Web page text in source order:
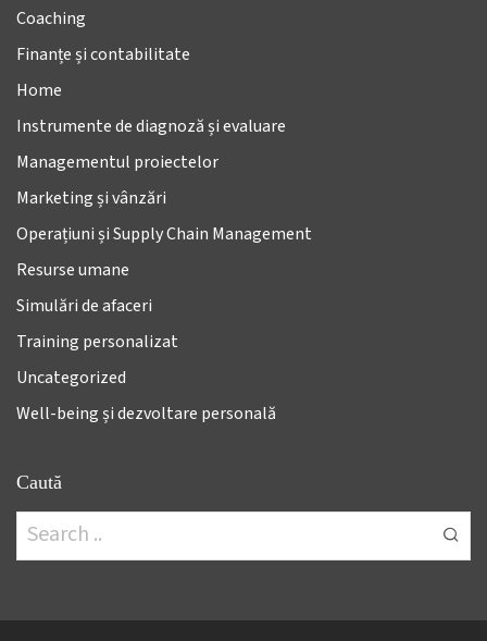
Coaching
Finanțe și contabilitate
Home
Instrumente de diagnoză și evaluare
Managementul proiectelor
Marketing și vânzări
Operațiuni și Supply Chain Management
Resurse umane
Simulări de afaceri
Training personalizat
Uncategorized
Well-being și dezvoltare personală
Caută